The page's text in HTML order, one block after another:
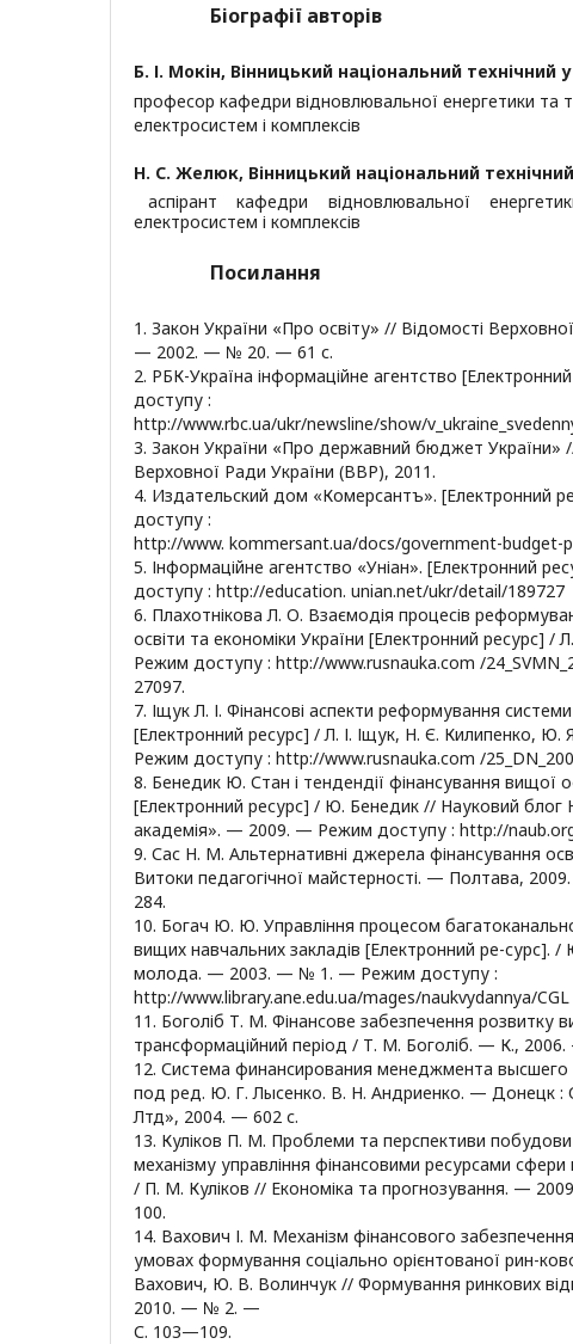
Біографії авторів
Б. І. Мокін, Вінницький національний технічний
професор кафедри відновлювальної енергетики та
електросистем і комплексів
Н. С. Желюк, Вінницький національний
аспірант кафедри відновлювальної
електросистем і комплексів
Посилання
1. Закон України «Про освіту» // Відомості
— 2002. — № 20. — 61 с.
2. РБК-Україна інформаційне агентство
доступу :
http://www.rbc.ua/ukr/newsline/show/
3. Закон України «Про державний бюджет України»
Верховної Ради України (ВВР), 2011.
4. Издательский дом «Комерсантъ». [Електронний
доступу :
http://www. kommersant.ua/docs/government-budget-
5. Інформаційне агентство «Уніан». [Електронний
доступу : http://education. unian.net/ukr/detail/189727
6. Плахотнікова Л. О. Взаємодія процесів
освіти та економіки України [Електронний ресурс] /
Режим доступу : http://www.rusnauka.com /
27097.
7. Іщук Л. І. Фінансові аспекти реформування
[Електронний ресурс] / Л. І. Іщук, Н. Є. Килипенко, Ю.
Режим доступу : http://www.rusnauka.com /
8. Бенедик Ю. Стан і тендендії фінансування вищої
[Електронний ресурс] / Ю. Бенедик // Науковий блог
академія». — 2009. — Режим доступу : http://
9. Сас Н. М. Альтернативні джерела фінансування
Витоки педагогічної майстерності. — Полтава,
284.
10. Богач Ю. Ю. Управління процесом
вищих навчальних закладів [Електронний ре-сурс].
молода. — 2003. — № 1. — Режим доступу :
http://www.library.ane.edu.ua/mages/naukvydannya/CGL
11. Боголіб Т. М. Фінансове забезпечення розвитку
трансформаційний період / Т. М. Боголіб. — К.,
12. Система финансирования менеджмента
под ред. Ю. Г. Лысенко. В. Н. Андриенко. — Донецк
Лтд», 2004. — 602 с.
13. Куліков П. М. Проблеми та перспективи
механізму управління фінансовими ресурсами сфери
/ П. М. Куліков // Економіка та прогнозування. —
100.
14. Вахович І. М. Механізм фінансового
умовах формування соціально орієнтованої рин-
Вахович, Ю. В. Волинчук // Формування ринкових
2010. — № 2. —
С. 103—109.